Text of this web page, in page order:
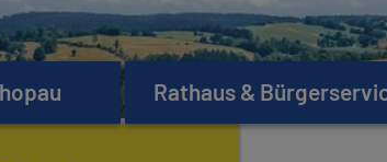
Rathaus &